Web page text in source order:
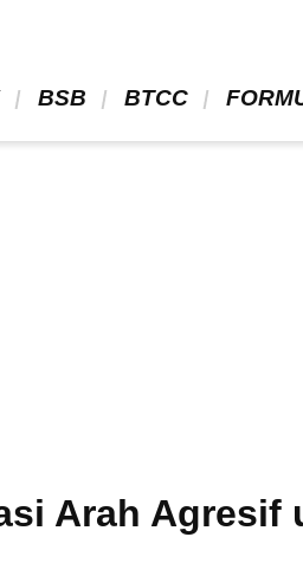
BSB BTCC
Arah Agresif